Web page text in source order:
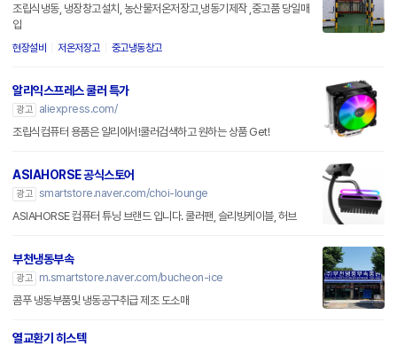
조립식냉동, 냉장창고설치, 농산물저온저장고,냉동기제작 ,중고품 당일매
입
현장설비 저온저장고 중고냉동창고
알리익스프레스 쿨러 특가
광고
aliexpress.com/
조립식컴퓨터 용품은 알리에서!쿨러검색하고 원하는 상품 Get!
ASIAHORSE 공식스토어
광고
smartstore.naver.com/choi-lounge
ASIAHORSE 컴퓨터 튜닝 브랜드 입니다. 쿨러팬, 슬리빙케이블, 허브
부천냉동부속
광고
m.smartstore.naver.com/bucheon-ice
콤푸 냉동부품및 냉동공구취급 제조 도소매
열교환기 히스텍